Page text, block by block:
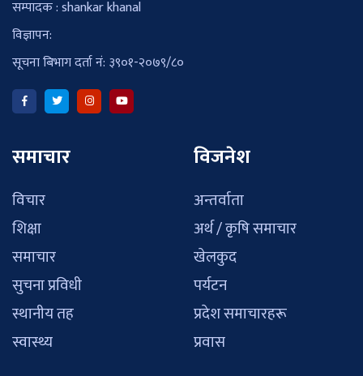
सम्पादक : shankar khanal
विज्ञापन:
सूचना बिभाग दर्ता नं: ३९०१-२०७९/८०
समाचार
विचार
शिक्षा
समाचार
सुचना प्रविधी
स्थानीय तह
स्वास्थ्य
विजनेश
अन्तर्वाता
अर्थ / कृषि समाचार
खेलकुद
पर्यटन
प्रदेश समाचारहरू
प्रवास